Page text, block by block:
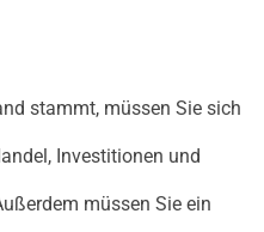
stammt, müssen Sie sich
Investitionen und
müssen Sie ein